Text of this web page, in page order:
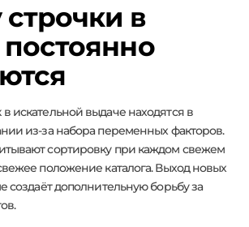
в
искательной выдаче находятся в
из-за набора переменных факторов.
сортировку при каждом свежем
положение каталога. Выход новых
создаёт дополнительную борьбу за